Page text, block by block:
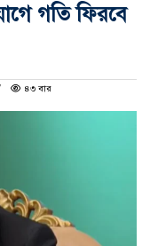
গতি ফিরবে
৪৩ বার